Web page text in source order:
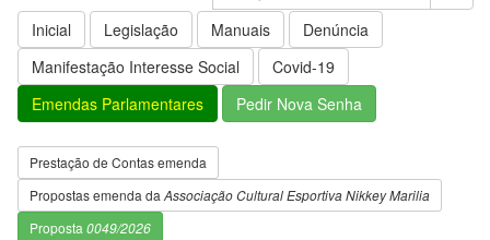
Inicial Legislação Manuais
Denúncia
Manifestação Interesse Social
Covid-19
Emendas Parlamentares
Pedir Nova Senha
Prestação de Contas emenda
Propostas emenda da Associação Cultural Esportiva Nikkey Marilia
Proposta 0049/2026